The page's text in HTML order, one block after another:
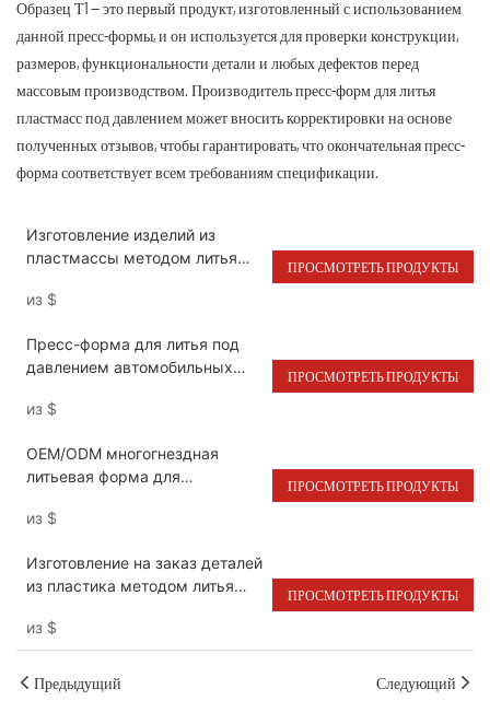
Образец Т1 — это первый продукт, изготовленный с использованием
данной пресс-формы, и он используется для проверки конструкции,
размеров, функциональности детали и любых дефектов перед
массовым производством. Производитель пресс-форм для литья
пластмасс под давлением может вносить корректировки на основе
полученных отзывов, чтобы гарантировать, что окончательная пресс-
форма соответствует всем требованиям спецификации.
Изготовление изделий из
пластмассы методом литья
электроприборы,
электронные компоненты
внутреннего освещения для
из $
ПРОСМОТРЕТЬ ПРОДУКТЫ
Пресс-форма для литья под
давлением автомобильных
салона автомобиля.
автомобильная продукция для
Rolls-Royce.
из $
ПРОСМОТРЕТЬ ПРОДУКТЫ
OEM/ODM многогнездная
литьевая форма для
крышек для косметических
из $
ПРОСМОТРЕТЬ ПРОДУКТЫ
Изготовление на заказ деталей
из пластика методом литья
автомобилей Ferrari.
из $
ПРОСМОТРЕТЬ ПРОДУКТЫ
Предыдущий Следующий